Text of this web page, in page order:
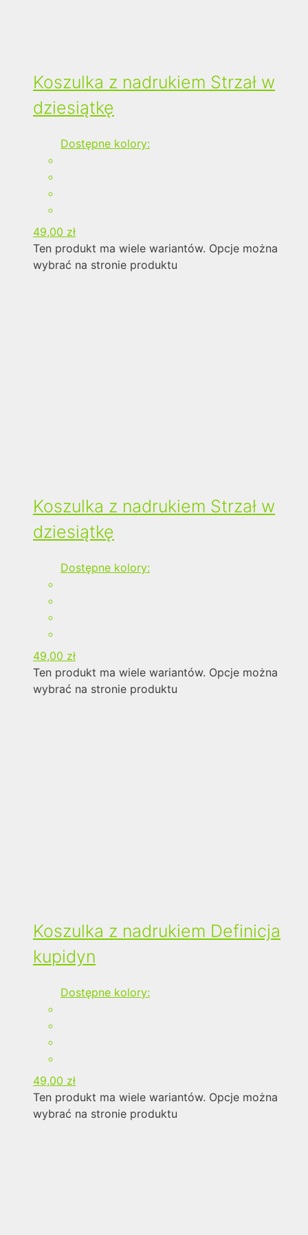
Koszulka z nadrukiem Strzał w
dziesiątkę
Dostępne kolory:
49,00 zł
Ten produkt ma wiele wariantów. Opcje można
wybrać na stronie produktu
Koszulka z nadrukiem Strzał w
dziesiątkę
Dostępne kolory:
49,00 zł
Ten produkt ma wiele wariantów. Opcje można
wybrać na stronie produktu
Koszulka z nadrukiem Definicja
kupidyn
Dostępne kolory:
49,00 zł
Ten produkt ma wiele wariantów. Opcje można
wybrać na stronie produktu